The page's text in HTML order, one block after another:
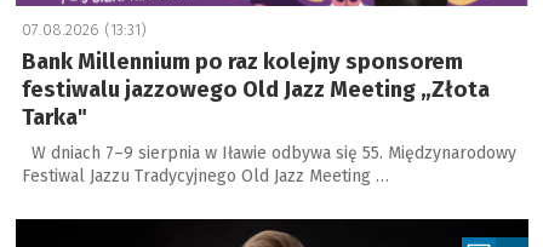
07.08.2026 (13:31)
Bank Millennium po raz kolejny sponsorem
festiwalu jazzowego Old Jazz Meeting „Złota
Tarka"
W dniach 7–9 sierpnia w Iławie odbywa się 55. Międzynarodowy
Festiwal Jazzu Tradycyjnego Old Jazz Meeting …
a